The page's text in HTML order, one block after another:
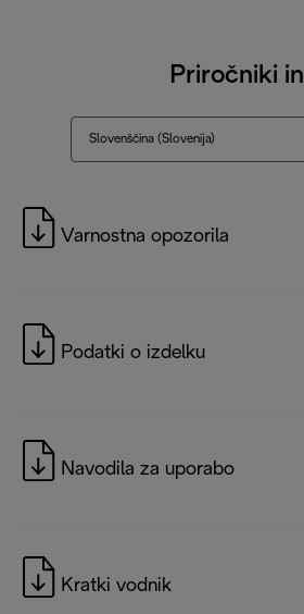
Priročniki
Slovenščina (Slovenija)
Varnostna opozorila
Podatki o izdelku
Navodila za uporabo
Kratki vodnik